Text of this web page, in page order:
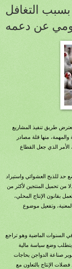
التغافل
عن دعمه
طريق تنفيذ المشاريع
منها قلة مصادر
الأمر الذي جعل القطاع
حد للذبح العشوائي واستيراد
من تحميل المنتجين لأكثر من
بقانون الإنتاج المحلي،
وتفعيل موضوع
السنوات الماضية وهو تراجع
يتطلب وضع سياسة مالية
صناعة الدواجن بحاجات
الإنتاج بالتعاون مع